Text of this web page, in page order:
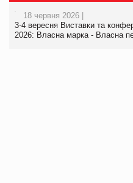
18 червня 2026 |
3-4 вересня Виставки та
2026: Власна марка - Власна